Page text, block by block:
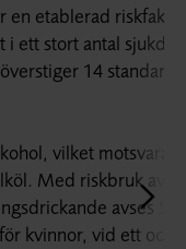
etablerad
ett stort antal
14
vilket motsvarar
Med riskbruk
avses 5
kvinnor, vid ett och